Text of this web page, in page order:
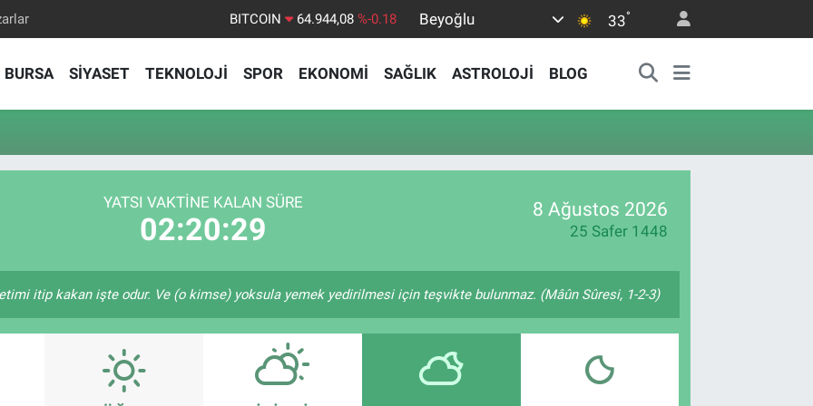
BITCOIN 64.944,08 %-0.18
EURO
55,2510 %0.32
Beyoğlu 33°
BURSA SİYASET TEKNOLOJİ SPOR EKONOMİ SAĞLIK ASTROLOJİ BLOG
YATSI VAKTINE KALAN SÜRE
02:20:28
8 Ağustos 2026
25 Safer 1448
itip kakan işte odur. Ve (o kimse) yoksula yemek yedirilmesi için teşvikte bulunmaz. (Mâûn Sûresi, 1-2-3)